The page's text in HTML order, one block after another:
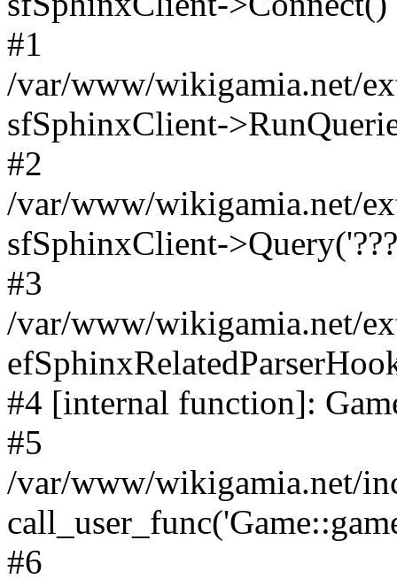
#1
/var/www/wikigamia.net/
sfSphinxClient-
#2
/var/www/wikigamia.net/
sfSphinxClient-
#3
/var/www/wikigamia.net/
#4 [internal function]:
#5
/var/www/wikigamia.net/
#6